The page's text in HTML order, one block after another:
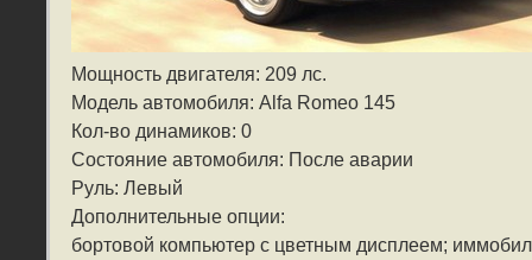
Мощность двигателя: 209 лс.
Модель автомобиля: Alfa Romeo 145
Кол-во динамиков: 0
Состояние автомобиля: После аварии
Руль: Левый
Дополнительные опции:
бортовой компьютер с цветным дисплеем;